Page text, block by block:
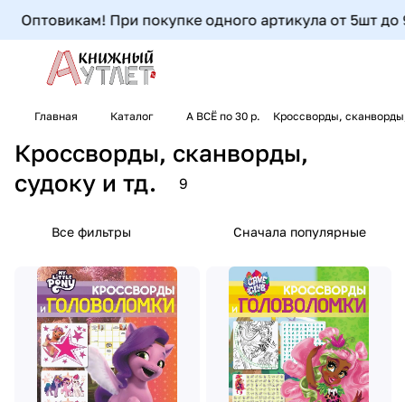
Оптовикам! При покупке одного артикула от 5шт до
Главная Каталог А ВСЁ по 30 р. Кроссворды,
Кроссворды, сканворды,
судоку и тд.
9
Все фильтры Сначала популярные